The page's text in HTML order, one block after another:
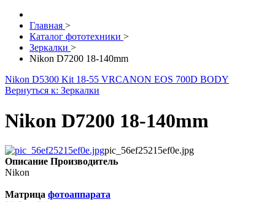
Главная >
Каталог фототехники >
Зеркалки >
Nikon D7200 18-140mm
Nikon D5300 Kit 18-55 VRCANON EOS 700D BODY
Вернуться к: Зеркалки
Nikon D7200 18-140mm
pic_56ef25215ef0e.jpg
Описание Производитель
Nikon
Матрица фотоаппарата